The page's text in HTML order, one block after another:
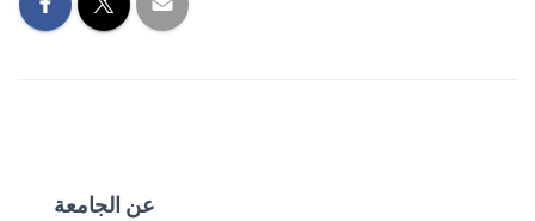
عن الجامعة